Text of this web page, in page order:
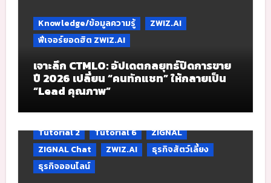
Knowledge/ข้อมูลความรู้
ZWIZ.AI
ฟีเจอร์ยอดฮิต ZWIZ.AI
เจาะลึก CTMLO: อัปเดตกลยุทธ์ปิดการขาย
ปี 2026 เปลี่ยน “คนทักแชท” ให้กลายเป็น
“Lead คุณภาพ”
Tutorial 2 Tutorial 6
ZIGNAL
ZIGNAL Chat
ZWIZ.AI
ธุรกิจสัตว์เลี้ยง
ธุรกิจออนไลน์